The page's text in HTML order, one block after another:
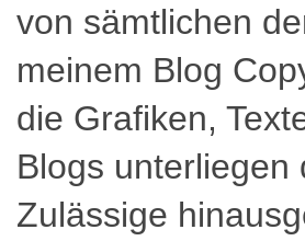
von sämtlichen
meinem Blog
die Grafiken,
Blogs
Zulässige